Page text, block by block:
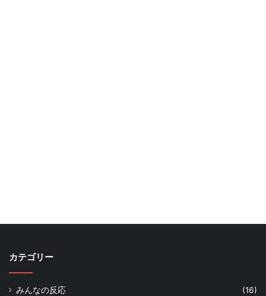
カテゴリー
みんなの反応
(16)